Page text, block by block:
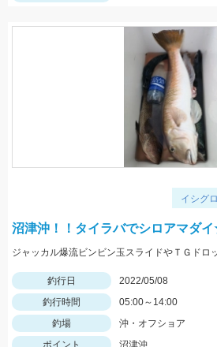
イシグ
沼津沖！！タイラバでシロアマダ
釣行日
2022/05/08
釣行時間
05:00～14:00
釣場
沖・オフショア
ポイント
沼津沖